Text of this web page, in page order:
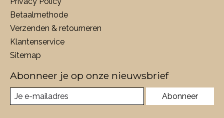
Betaalmethode
Verzenden & retourneren
Klantenservice
Sitemap
Abonneer je op onze nieuwsbrief
Abonneer